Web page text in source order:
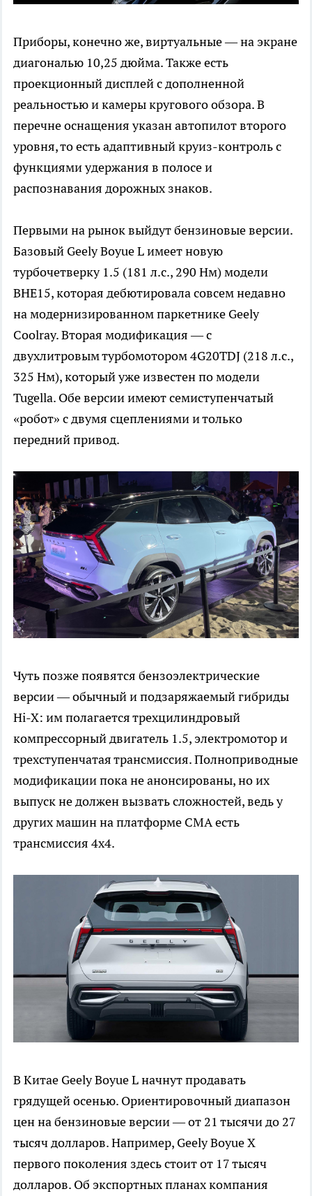
Приборы, конечно же, виртуальные — на экране
диагональю 10,25 дюйма. Также есть
проекционный дисплей с дополненной
реальностью и камеры кругового обзора. В
перечне оснащения указан автопилот второго
уровня, то есть адаптивный круиз-контроль с
функциями удержания в полосе и
распознавания дорожных знаков.
Первыми на рынок выйдут бензиновые версии.
Базовый Geely Boyue L имеет новую
турбочетверку 1.5 (181 л.с., 290 Нм) модели
BHE15, которая дебютировала совсем недавно
на модернизированном паркетнике Geely
Coolray. Вторая модификация — с
двухлитровым турбомотором 4G20TDJ (218 л.с.,
325 Нм), который уже известен по модели
Tugella. Обе версии имеют семиступенчатый
«робот» с двумя сцеплениями и только
передний привод.
Чуть позже появятся бензоэлектрические
версии — обычный и подзаряжаемый гибриды
Hi-X: им полагается трехцилиндровый
компрессорный двигатель 1.5, электромотор и
трехступенчатая трансмиссия. Полноприводные
модификации пока не анонсированы, но их
выпуск не должен вызвать сложностей, ведь у
других машин на платформе CMA есть
трансмиссия 4х4.
В Китае Geely Boyue L начнут продавать
грядущей осенью. Ориентировочный диапазон
цен на бензиновые версии — от 21 тысячи до 27
тысяч долларов. Например, Geely Boyue X
первого поколения здесь стоит от 17 тысяч
долларов. Об экспортных планах компания